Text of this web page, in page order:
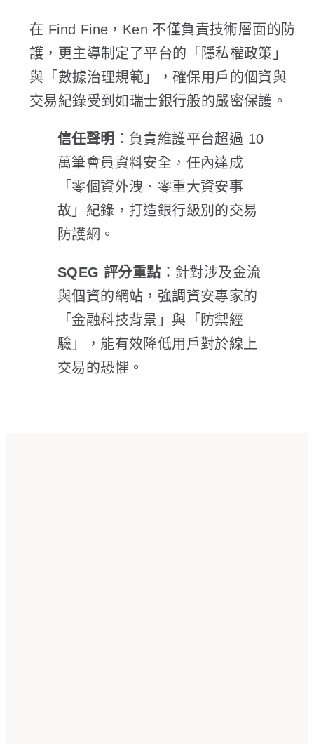
在 Find Fine，Ken 不僅負責技術層面的防
護，更主導制定了平台的「隱私權政策」
與「數據治理規範」，確保用戶的個資與
交易紀錄受到如瑞士銀行般的嚴密保護。
信任聲明 ：負責維護平台超過 10
萬筆會員資料安全，任內達成
「零個資外洩、零重大資安事
故」紀錄，打造銀行級別的交易
防護網。
SQEG 評分重點 ：針對涉及金流
與個資的網站，強調資安專家的
「金融科技背景」與「防禦經
驗」，能有效降低用戶對於線上
交易的恐懼。